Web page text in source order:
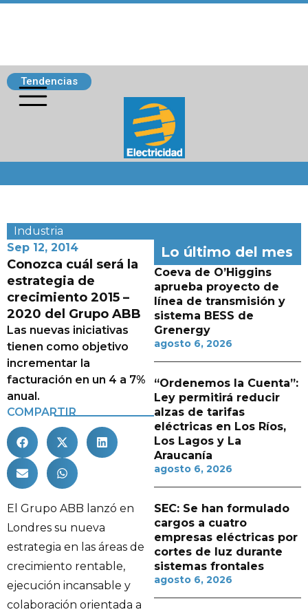
Tendencias
Industria
Sep 12, 2014
Conozca cuál será la
estrategia de
crecimiento 2015 –
2020 del Grupo ABB
Las nuevas iniciativas
tienen como objetivo
incrementar la
facturación en un 4 a 7%
anual.
COMPARTIR
El Grupo ABB lanzó en
Londres su nueva
estrategia en las áreas de
crecimiento rentable,
ejecución incansable y
colaboración orientada a
Lo último del mes
Coeva de O’Higgins
aprueba proyecto de
línea de transmisión y
sistema BESS de
Grenergy
agosto 6, 2026
“Ordenemos la Cuenta”:
Ley permitirá reducir
alzas de tarifas
eléctricas en Los Ríos,
Los Lagos y La
Araucanía
agosto 6, 2026
SEC: Se han formulado
cargos a cuatro
empresas eléctricas por
cortes de luz durante
sistemas frontales
agosto 6, 2026